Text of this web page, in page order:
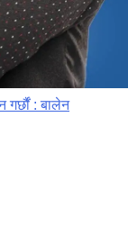
गर्छौं : बालेन